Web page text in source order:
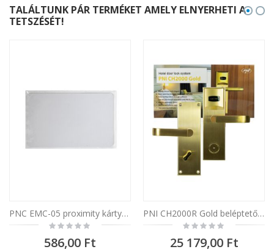
TALÁLTUNK PÁR TERMÉKET AMELY ELNYERHETI A
TETSZÉSÉT!
PNC EMC-05 proximity kártya 13,56 MHz szállódai ajtózárakhoz
Rating:
0%
586,00 Ft
PNI CH2000R Gold beléptető szállodai ajtózár, kártyaleolvasóval, jobboldali nyitással
Rating:
0%
25 179,00 Ft